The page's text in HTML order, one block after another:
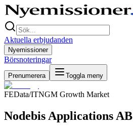
Aktuella erbjudanden
Nyemissioner
Börsnoteringar
Prenumerera Toggla meny
FEData/ITNGM Growth Market
Nodebis Applications AB